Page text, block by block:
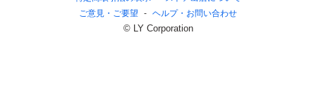
ご意見・ご要望
ヘルプ・お問い合わせ
© LY Corporation